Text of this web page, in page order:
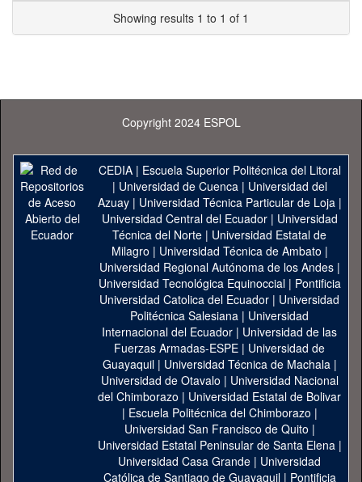
Showing results 1 to 1 of 1
Copyright 2024 ESPOL
CEDIA| Escuela Superior Politécnica del Litoral
| Universidad de Cuenca| Universidad del
Azuay| Universidad Técnica Particular de Loja|
Universidad Central del Ecuador| Universidad
Técnica del Norte | Universidad Estatal de
Milagro | Universidad Técnica de Ambato |
Universidad Regional Autónoma de los Andes|
Universidad Tecnológica Equinoccial| Pontificia
Universidad Catolica del Ecuador | Universidad
Politécnica Salesiana | Universidad
Internacional del Ecuador | Universidad de las
Fuerzas Armadas-ESPE | Universidad de
Guayaquil| Universidad Técnica de Machala|
Universidad de Otavalo | Universidad Nacional
del Chimborazo | Universidad Estatal de Bolivar
| Escuela Politécnica del Chimborazo |
Universidad San Francisco de Quito |
Universidad Estatal Peninsular de Santa Elena|
Universidad Casa Grande | Universidad
Católica de Santiago de Guayaquil| Pontificia